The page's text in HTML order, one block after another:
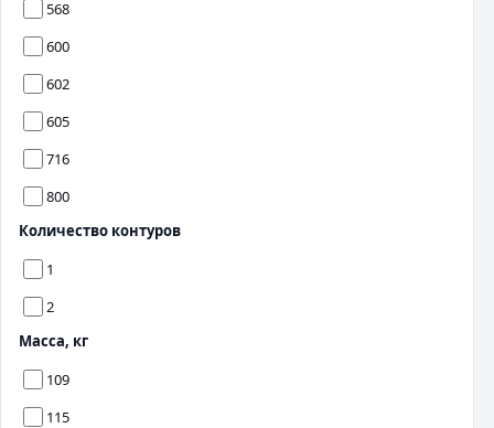
568
600
602
605
716
800
Количество контуров
1
2
Масса, кг
109
115